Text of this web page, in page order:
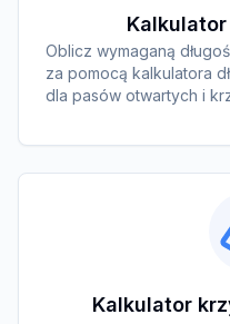
Oblicz wymaganą
za pomocą kalkulatora
dla pasów otwartych i
Kalkulator